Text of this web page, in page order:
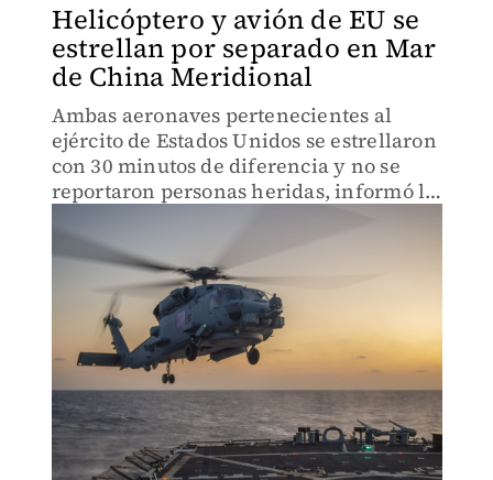
Helicóptero y avión de EU se
estrellan por separado en Mar
de China Meridional
Ambas aeronaves pertenecientes al
ejército de Estados Unidos se estrellaron
con 30 minutos de diferencia y no se
reportaron personas heridas, informó la